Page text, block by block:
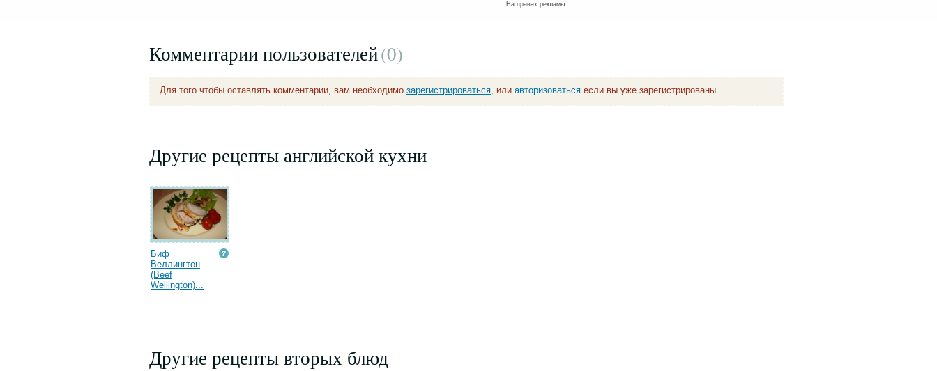
На правах рекламы:
Комментарии пользователей(0)
Для того чтобы оставлять комментарии, вам необходимо зарегистрироваться, или авторизоваться если вы уже зарегистрированы.
Другие рецепты английской кухни
Биф
Веллингтон
(Beef
Wellington)...
Другие рецепты вторых блюд